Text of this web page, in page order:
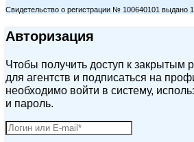
Свидетельство о регистрации № 100640101 выдано
Авторизация
Чтобы получить доступ к закрытым
для агентств и подписаться на
необходимо войти в систему,
и пароль.